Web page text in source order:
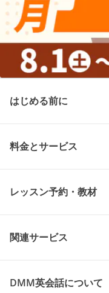
はじめる前に
料金とサービス
レッスン予約・教材
関連サービス
DMM英会話について